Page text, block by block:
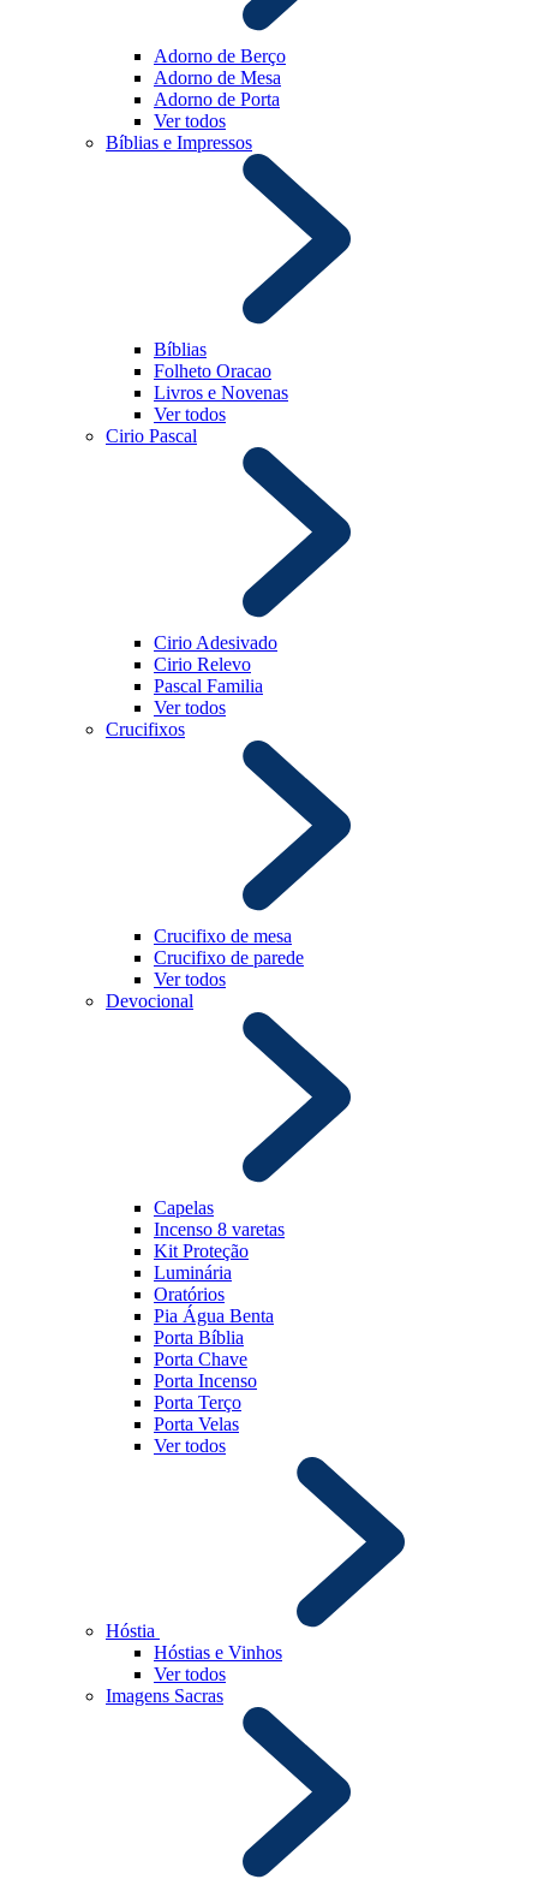
Adorno de Berço
Adorno de Mesa
Adorno de Porta
Ver todos
Bíblias e Impressos
Bíblias
Folheto Oracao
Livros e Novenas
Ver todos
Cirio Pascal
Cirio Adesivado
Cirio Relevo
Pascal Familia
Ver todos
Crucifixos
Crucifixo de mesa
Crucifixo de parede
Ver todos
Devocional
Capelas
Incenso 8 varetas
Kit Proteção
Luminária
Oratórios
Pia Água Benta
Porta Bíblia
Porta Chave
Porta Incenso
Porta Terço
Porta Velas
Ver todos
Hóstia
Hóstias e Vinhos
Ver todos
Imagens Sacras